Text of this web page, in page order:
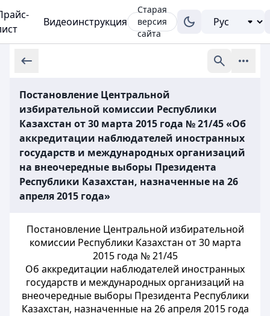
Видеоинструкция
Старая
версия
сайта
Постановление Центральной
избирательной комиссии Республики
Казахстан от 30 марта 2015 года № 21/45 «Об
аккредитации наблюдателей иностранных
государств и международных организаций
на внеочередные выборы Президента
Республики Казахстан, назначенные на 26
апреля 2015 года»
Постановление Центральной избирательной
комиссии Республики Казахстан от 30 марта
2015 года № 21/45
Об аккредитации наблюдателей иностранных
государств и международных организаций на
внеочередные выборы Президента Республики
Казахстан, назначенные на 26 апреля 2015 года